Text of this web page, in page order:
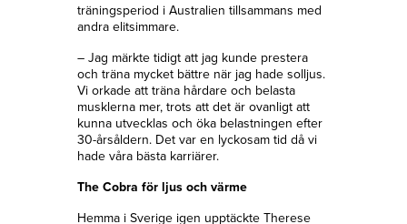
träningsperiod i Australien tillsammans med
andra elitsimmare.
– Jag märkte tidigt att jag kunde prestera
och träna mycket bättre när jag hade solljus.
Vi orkade att träna hårdare och belasta
musklerna mer, trots att det är ovanligt att
kunna utvecklas och öka belastningen efter
30-årsåldern. Det var en lyckosam tid då vi
hade våra bästa karriärer.
The Cobra för ljus och värme
Hemma i Sverige igen upptäckte Therese